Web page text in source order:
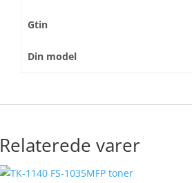
Gtin
Din model
Relaterede varer